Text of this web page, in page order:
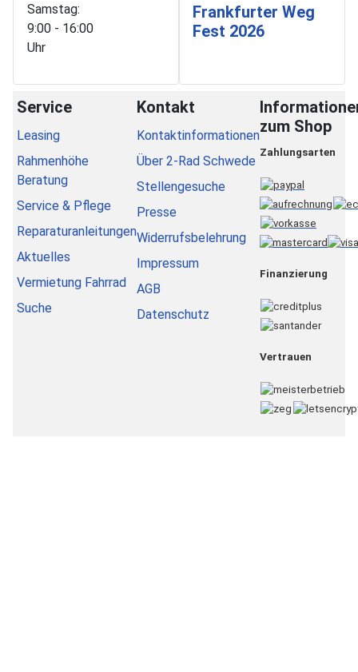
Samstag:
9:00 - 16:00
Uhr
Frankfurter Weg
Fest 2026
Service
Leasing
Rahmenhöhe
Beratung
Service & Pflege
Reparaturanleitungen
Aktuelles
Vermietung Fahrrad
Suche
Kontakt
Kontaktinformationen
Über 2-Rad Schwede
Stellengesuche
Presse
Widerrufsbelehrung
Impressum
AGB
Datenschutz
zum Shop
Zahlungsarten
Finanzierung
Vertrauen